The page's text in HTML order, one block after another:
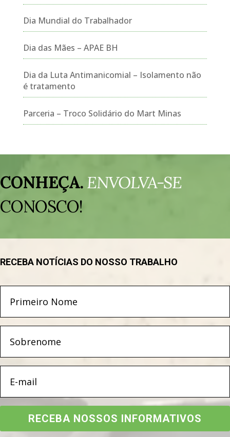
Dia Mundial do Trabalhador
Dia das Mães – APAE BH
Dia da Luta Antimanicomial – Isolamento não
é tratamento
Parceria – Troco Solidário do Mart Minas
de
vídeo
CONHEÇA.ENVOLVA-SE
CONOSCO!
RECEBA NOTÍCIAS DO NOSSO TRABALHO
RECEBA NOSSOS INFORMATIVOS